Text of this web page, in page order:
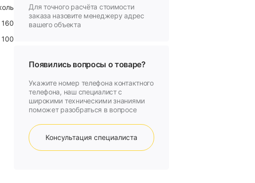
160
100
Для точного расчёта стоимости
заказа назовите менеджеру адрес
вашего объекта
Появились вопросы о товаре?
Укажите номер телефона контактного
телефона, наш специалист с
широкими техническими знаниями
поможет разобраться в вопросе
Консультация специалиста